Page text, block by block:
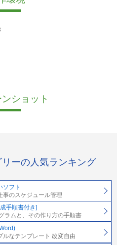
ショット
リーの人気ランキング
ソフト
事のスケジュール管理
手順書付き]
ラムと、その作り方の手順書
ルなテンプレート 改変自由